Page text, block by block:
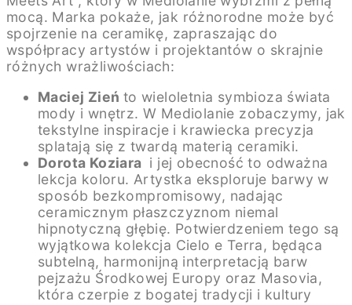
mocą. Marka pokaże, jak różnorodne może być
spojrzenie na ceramikę, zapraszając do
współpracy artystów i projektantów o skrajnie
różnych wrażliwościach:
Maciej Zień to wieloletnia symbioza świata
mody i wnętrz. W Mediolanie zobaczymy, jak
tekstylne inspiracje i krawiecka precyzja
splatają się z twardą materią ceramiki.
Dorota Koziara i jej obecność to odważna
lekcja koloru. Artystka eksploruje barwy w
sposób bezkompromisowy, nadając
ceramicznym płaszczyznom niemal
hipnotyczną głębię. Potwierdzeniem tego są
wyjątkowa kolekcja Cielo e Terra, będąca
subtelną, harmonijną interpretacją barw
pejzażu Środkowej Europy oraz Masovia,
która czerpie z bogatej tradycji i kultury